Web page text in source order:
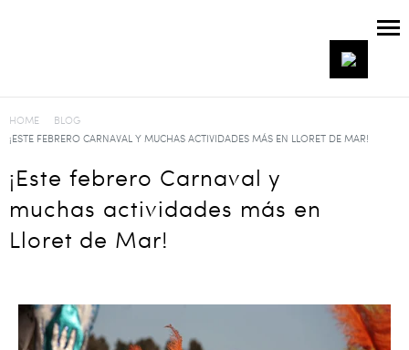
HOME
BLOG
¡ESTE FEBRERO CARNAVAL Y MUCHAS ACTIVIDADES MÁS EN LLORET DE MAR!
¡Este febrero Carnaval y
muchas actividades más en
Lloret de Mar!